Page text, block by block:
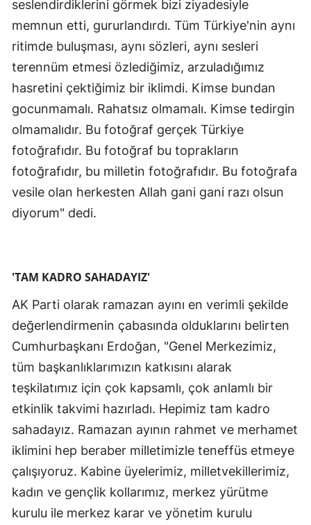
seslendirdiklerini görmek bizi ziyadesiyle
memnun etti, gururlandırdı. Tüm Türkiye'nin aynı
ritimde buluşması, aynı sözleri, aynı sesleri
terennüm etmesi özlediğimiz, arzuladığımız
hasretini çektiğimiz bir iklimdi. Kimse bundan
gocunmamalı. Rahatsız olmamalı. Kimse tedirgin
olmamalıdır. Bu fotoğraf gerçek Türkiye
fotoğrafıdır. Bu fotoğraf bu toprakların
fotoğrafıdır, bu milletin fotoğrafıdır. Bu fotoğrafa
vesile olan herkesten Allah gani gani razı olsun
diyorum" dedi.
'TAM KADRO SAHADAYIZ'
AK Parti olarak ramazan ayını en verimli şekilde
değerlendirmenin çabasında olduklarını belirten
Cumhurbaşkanı Erdoğan, "Genel Merkezimiz,
tüm başkanlıklarımızın katkısını alarak
teşkilatımız için çok kapsamlı, çok anlamlı bir
etkinlik takvimi hazırladı. Hepimiz tam kadro
sahadayız. Ramazan ayının rahmet ve merhamet
iklimini hep beraber milletimizle teneffüs etmeye
çalışıyoruz. Kabine üyelerimiz, milletvekillerimiz,
kadın ve gençlik kollarımız, merkez yürütme
kurulu ile merkez karar ve yönetim kurulu